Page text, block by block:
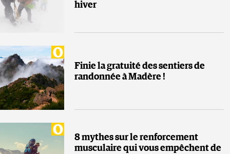
hiver
Finie la gratuité des sentiers de
randonnée à Madère !
8 mythes sur le renforcement
musculaire qui vous empêchent de